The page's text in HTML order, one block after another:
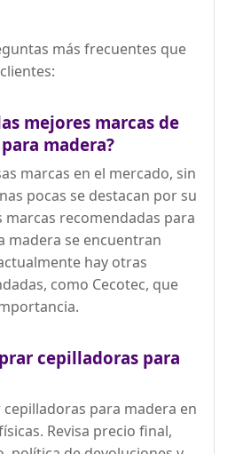
más frecuentes que
mejores marcas de
madera?
marcas en el mercado, sin
pocas se destacan por su
marcas recomendadas para
madera se encuentran
hay otras
como Cecotec, que
cepilladoras para
para madera en
Revisa precio final,